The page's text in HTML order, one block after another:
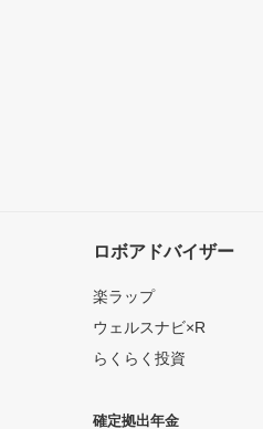
ロボアドバイザー
楽ラップ
ウェルスナビ×R
らくらく投資
確定拠出年金